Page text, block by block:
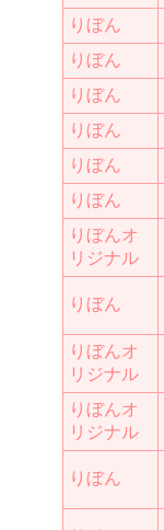
りぼん
りぼん
りぼん
りぼん
りぼん
りぼん
りぼんオ
リジナル
りぼん
りぼんオ
リジナル
りぼんオ
リジナル
りぼん